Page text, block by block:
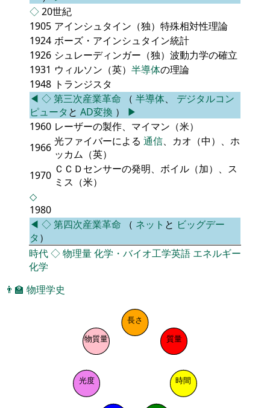
◇20世紀
1905 アインシュタイン（独）特殊相対性理論
1924 ボーズ・アインシュタイン統計
1926 シュレーディンガー（独）波動力学の確立
1931 ウィルソン（英） 半導体の理論
1948 トランジスタ
◀ ◇第三次産業革命 （ 半導体、 デジタルコン
ピュータ と AD変換 ） ▶
1960 レーザーの製作、マイマン（米）
1966 光ファイバーによる 通信、カオ（中）、ホ
ッカム（英）
1970 ＣＣＤセンサーの発明、ボイル（加）、ス
ミス（米）
◇
1980
◀ ◇第四次産業革命 （ ネット と ビッグデー
タ ）
時代◇物理量化学・バイオ工学英語 エネルギー
化学
👨‍🏫 物理学史
長さ
質量
時間
光度
物質量